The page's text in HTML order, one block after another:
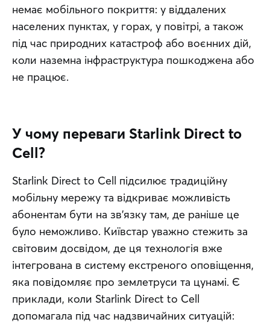
немає мобільного покриття: у віддалених
населених пунктах, у горах, у повітрі, а також
під час природних катастроф або воєнних дій,
коли наземна інфраструктура пошкоджена або
не працює.
У чому переваги Starlink Direct to
Cell?
Starlink Direct to Cell підсилює традиційну
мобільну мережу та відкриває можливість
абонентам бути на зв’язку там, де раніше це
було неможливо. Київстар уважно стежить за
світовим досвідом, де ця технологія вже
інтегрована в систему екстреного оповіщення,
яка повідомляє про землетруси та цунамі. Є
приклади, коли Starlink Direct to Cell
допомагала під час надзвичайних ситуацій: